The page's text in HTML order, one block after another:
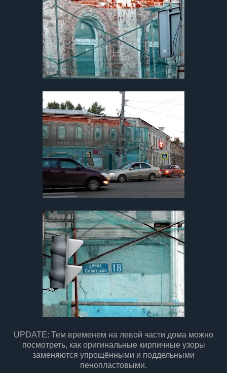
UPDATE: Тем временем на левой части дома можно
посмотреть, как оригинальные кирпичные узоры
заменяются упрощёнными и поддельными
пенопластовыми.